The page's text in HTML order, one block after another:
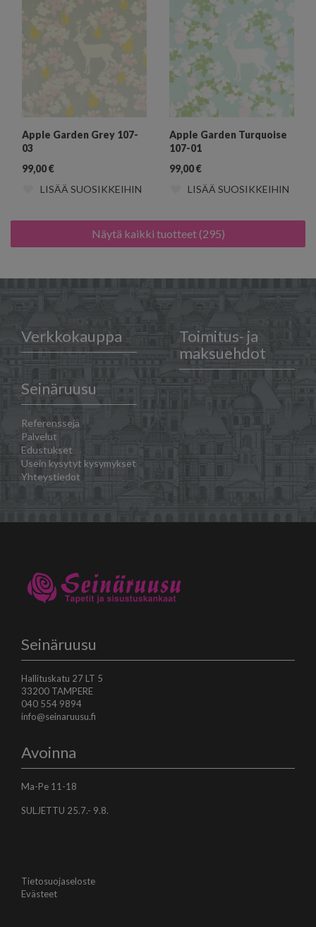
Apple Garden Grey 107-
03
99,00€
LISÄÄ SUOSIKKEIHIN
Apple Garden Turquoise
107-01
99,00€
LISÄÄ SUOSIKKEIHIN
Näytä kaikki tuotteet (295)
Verkkokauppa
Toimitus- ja
maksuehdot
Seinäruusu
Referenssejä
Palvelut
Edustukset
Usein kysytyt kysymykset
Yhteystiedot
Seinäruusu
Hallituskatu 27 LT 5
33200 TAMPERE
040 554 9894
info@seinaruusu.fi
Avoinna
Ma-Pe 11-18
SULJETTU 25.7.- 9.8.
Tietosuojaseloste
Evästeet